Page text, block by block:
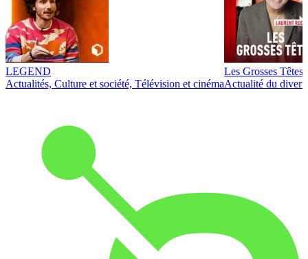
LEGEND
Actualités, Culture et société, Télévision et cinéma
Les Grosses Têtes
Actualité du